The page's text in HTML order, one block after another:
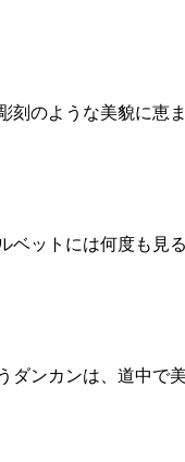
刻のような美貌に
ットには何度も見
ンカンは、道中